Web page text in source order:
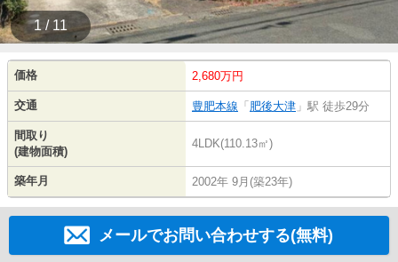
1 / 11
価格 2,680万円
交通 豊肥本線 「 肥後大津 」駅 徒歩29分
間取り
(建物面積)
4LDK(110.13㎡)
築年月 2002年 9月(築23年)
メールでお問い合わせする(無料)